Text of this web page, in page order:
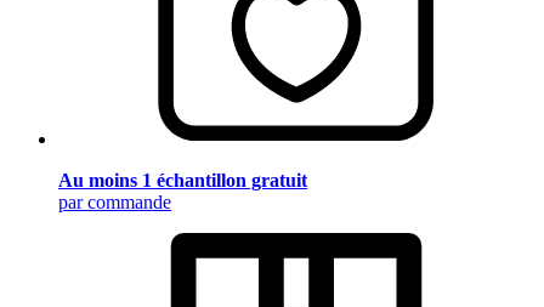
Au moins 1 échantillon gratuit
par commande